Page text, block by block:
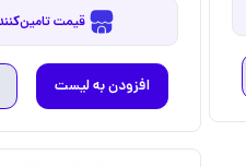
قیمت تامین‌کنندگان دیگر
افزودن به لیست